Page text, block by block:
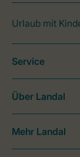
Urlaub mit
Service
Über Landal
Mehr Landal